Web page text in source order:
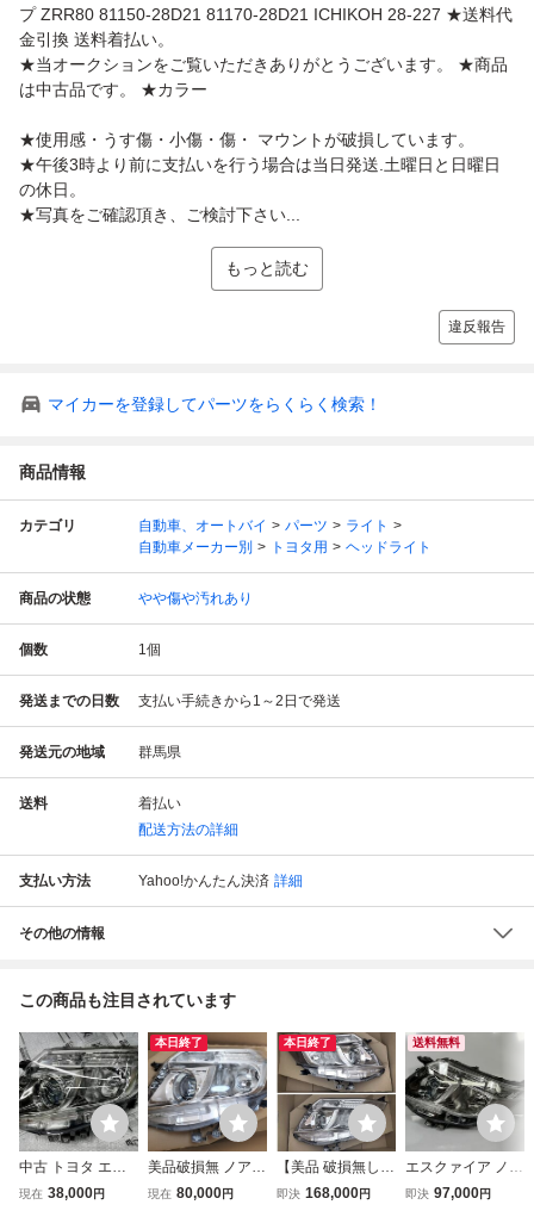
プ ZRR80 81150-28D21 81170-28D21 ICHIKOH 28-227 ★送料代
金引換 送料着払い。
★当オークションをご覧いただきありがとうございます。 ★商品
は中古品です。 ★カラー
★使用感・うす傷・小傷・傷・ マウントが破損しています。
★午後3時より前に支払いを行う場合は当日発送.土曜日と日曜日
の休日。
★写真をご確認頂き、ご検討下さい...
もっと読む
違反報告
マイカーを登録してパーツをらくらく検索！
商品情報
カテゴリ 自動車、オートバイ パーツ
ライト
自動車メーカー別
トヨタ用 ヘッドライト
商品の状態 やや傷や汚れあり
個数 1個
発送までの日数 支払い手続きから1～2日で発送
発送元の地域 群馬県
送料
着払い
配送方法の詳細
支払い方法 Yahoo!かんたん決済 詳細
その他の情報
この商品も注目されています
中古 トヨタ エス
クァイア 左 ヘッ
現在 38,000円
本日終了
美品破損無 ノア
エスクァイア 80
現在 80,000円
本日終了
【美品 破損無し】
エスクァイア 80
即決 168,000円
送料無料
エスクァイア ノア
ZRR80G ZRR80
即決 97,000円